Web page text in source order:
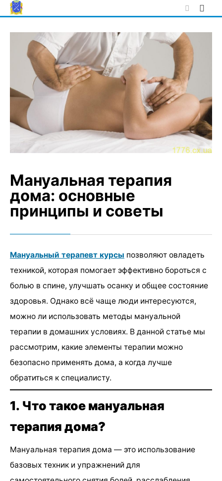
Skip
to
Мануальная терапия
дома: основные
принципы и советы
Мануальный терапевт курсы позволяют овладеть
техникой, которая помогает эффективно бороться с
болью в спине, улучшать осанку и общее состояние
здоровья. Однако всё чаще люди интересуются,
можно ли использовать методы мануальной
терапии в домашних условиях. В данной статье мы
рассмотрим, какие элементы терапии можно
безопасно применять дома, а когда лучше
обратиться к специалисту.
1. Что такое мануальная
терапия дома?
Мануальная терапия дома — это использование
базовых техник и упражнений для